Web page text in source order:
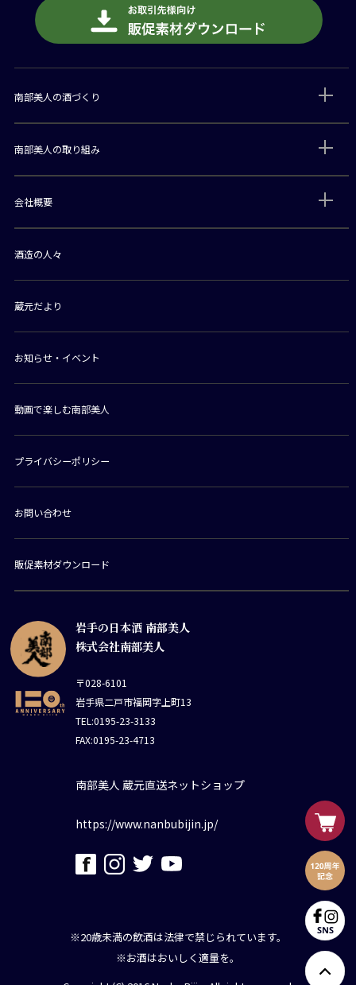
岩手の日本酒 南部美人
株式会社南部美人
〒028-6101
岩手県二戸市福岡字上町13
TEL:0195-23-3133
FAX:0195-23-4713
南部美人 蔵元直送ネットショップ
https://www.nanbubijin.jp/
南部美人の酒づくり
南部美人の取り組み
会社概要
酒造の人々
蔵元だより
お知らせ・イベント
動画で楽しむ南部美人
プライバシーポリシー
お問い合わせ
販促素材ダウンロード
※20歳未満の飲酒は法律で禁じられています。
※お酒はおいしく適量を。